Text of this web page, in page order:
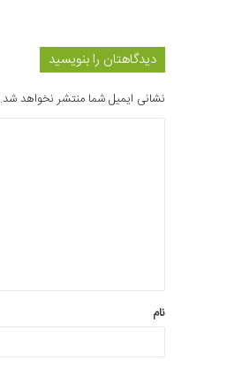
دیدگاهتان را بنویسید
نشانی ایمیل شما منتشر نخواهد شد.
*
نام